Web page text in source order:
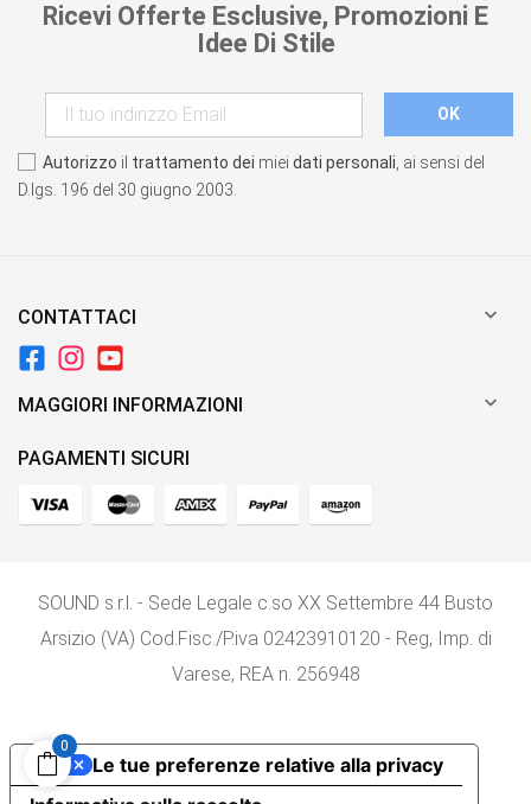
Ricevi Offerte Esclusive, Promozioni E
Idee Di Stile
Autorizzo il trattamento dei miei dati personali , ai sensi del
D.lgs. 196 del 30 giugno 2003.
CONTATTACI 
MAGGIORI INFORMAZIONI 
PAGAMENTI SICURI
SOUND s.r.l. - Sede Legale c.so XX Settembre 44 Busto
Arsizio (VA) Cod.Fisc./P.iva 02423910120 - Reg, Imp. di
Varese, REA n. 256948
0
Le tue preferenze relative alla privacy